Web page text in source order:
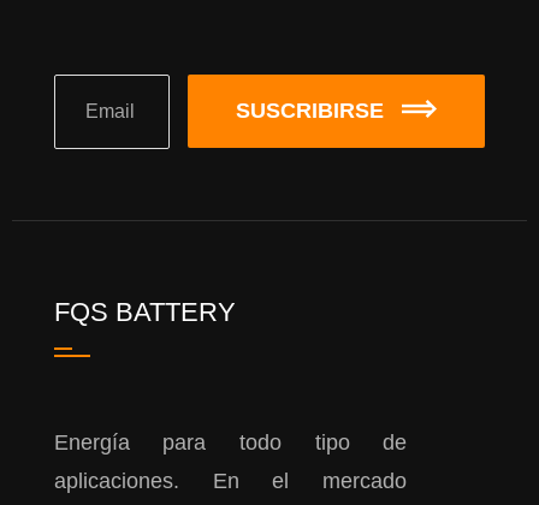
SUSCRIBIRSE
FQS BATTERY
Energía para todo tipo de
aplicaciones. En el mercado